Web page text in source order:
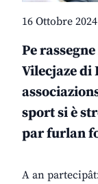
16 Ottobre 2024
Pe
Vilecjaze di
sport si è
par furlan
A an